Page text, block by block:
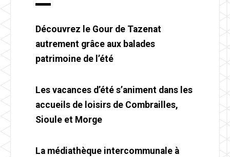
Découvrez le Gour de Tazenat
autrement grâce aux balades
patrimoine de l’été
Les vacances d’été s’animent dans les
accueils de loisirs de Combrailles,
Sioule et Morge
La médiathèque intercommunale à